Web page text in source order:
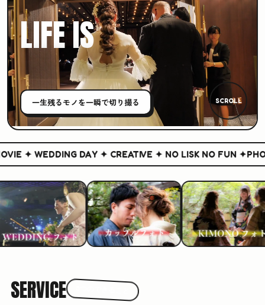
LIFE IS
CREATIVE
一生残るモノを一瞬で切り撮る SCROLL
✦ WEDDING DAY ✦ CREATIVE ✦ NO LISK NO FUN ✦
SERVICE